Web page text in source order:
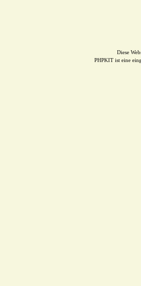
Diese
PHPKIT ist eine